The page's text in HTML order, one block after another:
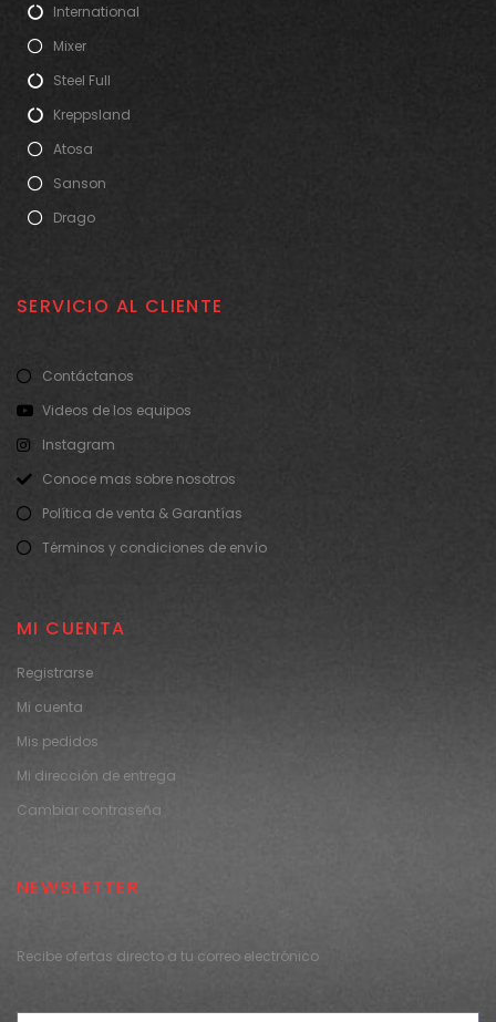
International
Mixer
Steel Full
Kreppsland
Atosa
Sanson
Drago
SERVICIO AL CLIENTE
Contáctanos
Videos de los equipos
Instagram
Conoce mas sobre nosotros
Política de venta & Garantías
Términos y condiciones de envío
MI CUENTA
Registrarse
Mi cuenta
Mis pedidos
Mi dirección de entrega
Cambiar contraseña
NEWSLETTER
Recibe ofertas directo a tu correo electrónico